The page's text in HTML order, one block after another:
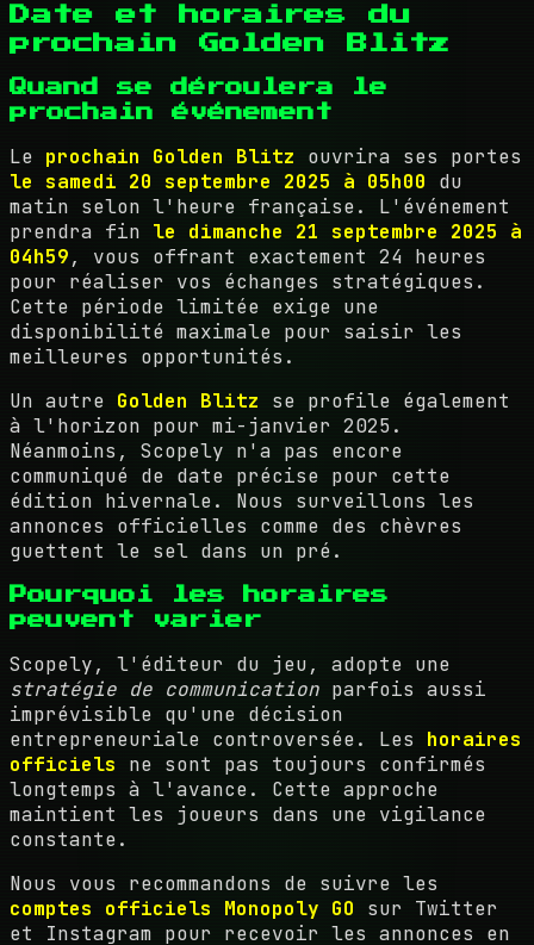
Date et horaires du
prochain Golden Blitz
Quand se déroulera le
prochain événement
Le prochain Golden Blitz ouvrira ses portes
le samedi 20 septembre 2025 à 05h00 du
matin selon l'heure française. L'événement
prendra fin le dimanche 21 septembre 2025 à
04h59, vous offrant exactement 24 heures
pour réaliser vos échanges stratégiques.
Cette période limitée exige une
disponibilité maximale pour saisir les
meilleures opportunités.
Un autre Golden Blitz se profile également
à l'horizon pour mi-janvier 2025.
Néanmoins, Scopely n'a pas encore
communiqué de date précise pour cette
édition hivernale. Nous surveillons les
annonces officielles comme des chèvres
guettent le sel dans un pré.
Pourquoi les horaires
peuvent varier
Scopely, l'éditeur du jeu, adopte une
stratégie de communication parfois aussi
imprévisible qu'une décision
entrepreneuriale controversée. Les horaires
officiels ne sont pas toujours confirmés
longtemps à l'avance. Cette approche
maintient les joueurs dans une vigilance
constante.
Nous vous recommandons de suivre les
comptes officiels Monopoly GO sur Twitter
et Instagram pour recevoir les annonces en